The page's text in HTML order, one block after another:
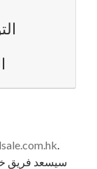
سيسعد فريق